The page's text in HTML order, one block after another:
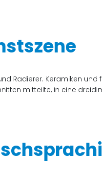
Radierer. Keramiken
mitteilte, in eine